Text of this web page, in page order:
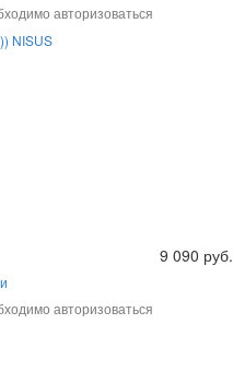
авторизоваться
NISUS
9 090 руб.
авторизоваться